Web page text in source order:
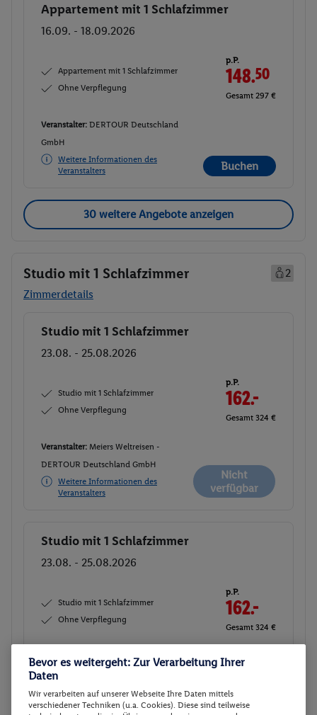
Buchen
Appartement mit 1 Schlafzimmer
16.09. - 18.09.2026
Appartement mit 1 Schlafzimmer
Ohne Verpflegung
p.P.
148.50
Gesamt 297 €
Veranstalter: DERTOUR Deutschland
GmbH
Weitere Informationen des
Veranstalters
Buchen
30 weitere Angebote anzeigen
Studio mit 1 Schlafzimmer
2
Zimmerdetails
Buchen
Studio mit 1 Schlafzimmer
23.08. - 25.08.2026
Studio mit 1 Schlafzimmer
Ohne Verpflegung
p.P.
162.-
Gesamt 324 €
Veranstalter: Meiers Weltreisen -
DERTOUR Deutschland GmbH
Weitere Informationen des
Veranstalters
Nicht
verfügbar
Buchen
Studio mit 1 Schlafzimmer
23.08. - 25.08.2026
Studio mit 1 Schlafzimmer
Ohne Verpflegung
p.P.
162.-
Gesamt 324 €
Veranstalter:DERTOUR Deutschland
GmbH
Weitere Informationen des
Veranstalters
verfügbar
Bevor es weitergeht: Zur Verarbeitung Ihrer
Daten
Wir verarbeiten auf unserer Webseite Ihre Daten mittels
verschiedener Techniken (u.a. Cookies). Diese sind teilweise